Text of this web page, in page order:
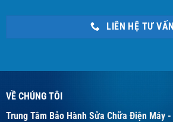
LIÊN HỆ TƯ VẤN
VỀ CHÚNG TÔI
Trung Tâm Bảo Hành Sửa Chữa Điện Máy -